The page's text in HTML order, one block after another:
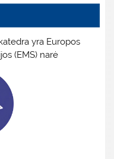
yra Europos
(EMS) narė